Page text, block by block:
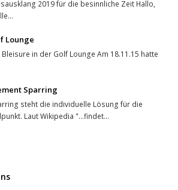
2019 für die besinnliche Zeit Hallo,
Lounge
in der Golf Lounge Am 18.11.15 hatte
Sparring
steht die individuelle Lösung für die
Laut Wikipedia "...findet…